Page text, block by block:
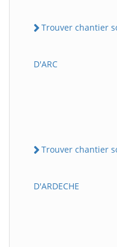
Trouver chantier
D'ARC
Trouver chantier
D'ARDECHE